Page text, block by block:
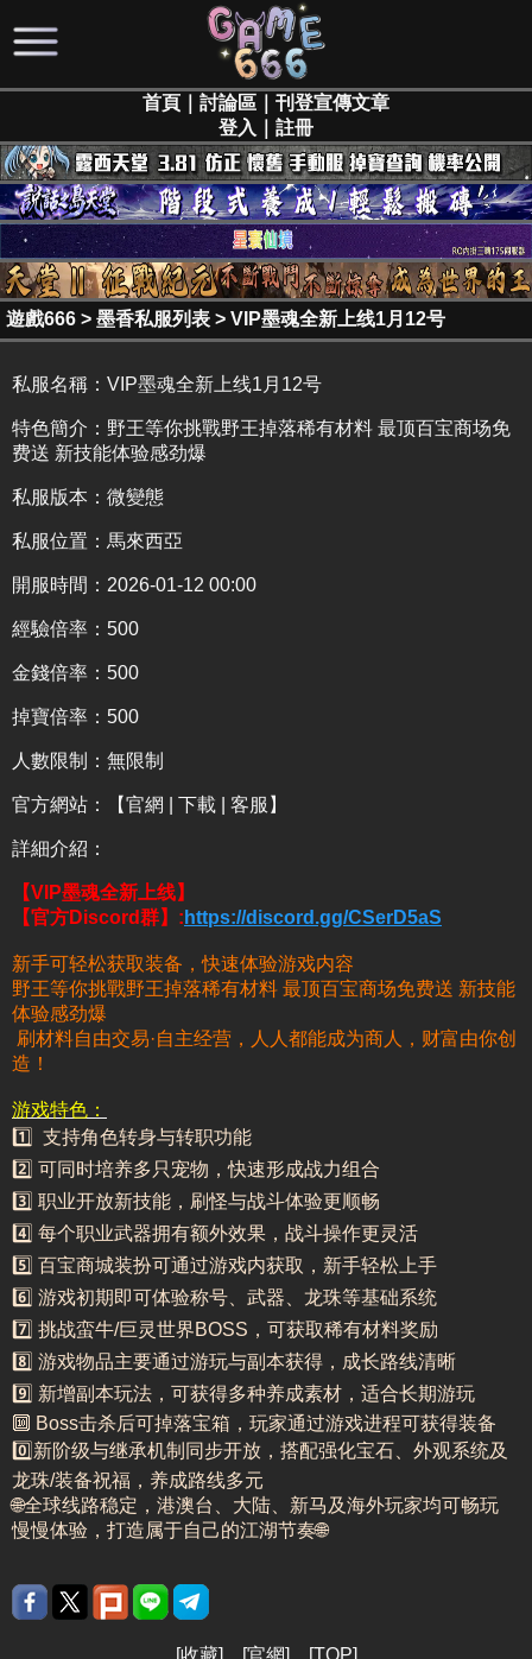
首頁 討論區
刊登宣傳文章
登入
註冊
遊戲666 > 墨香私服列表 > VIP墨魂全新上线1月12号
私服名稱： VIP墨魂全新上线1月12号
特色簡介： 野王等你挑戰野王掉落稀有材料 最顶百宝商场免
费送 新技能体验感劲爆
私服版本：微變態
私服位置：馬來西亞
開服時間：2026-01-12 00:00
經驗倍率：500
金錢倍率：500
掉寶倍率：500
人數限制：無限制
官方網站： 【官網 | 下載 | 客服】
詳細介紹 ：
【VIP墨魂全新上线】
【官方Discord群】: https://discord.gg/CSerD5aS
新手可轻松获取装备，快速体验游戏内容
野王等你挑戰野王掉落稀有材料 最顶百宝商场免费送 新技能
体验感劲爆
刷材料自由交易·自主经营，人人都能成为商人，财富由你创
造！
游戏特色：
1️⃣ 支持角色转身与转职功能
2️⃣ 可同时培养多只宠物，快速形成战力组合
3️⃣ 职业开放新技能，刷怪与战斗体验更顺畅
4️⃣ 每个职业武器拥有额外效果，战斗操作更灵活
5️⃣ 百宝商城装扮可通过游戏内获取，新手轻松上手
6️⃣ 游戏初期即可体验称号、武器、龙珠等基础系统
7️⃣ 挑战蛮牛/巨灵世界BOSS，可获取稀有材料奖励
8️⃣ 游戏物品主要通过游玩与副本获得，成长路线清晰
9️⃣ 新增副本玩法，可获得多种养成素材，适合长期游玩
🔟 Boss击杀后可掉落宝箱，玩家通过游戏进程可获得装备
0️⃣新阶级与继承机制同步开放，搭配强化宝石、外观系统及
龙珠/装备祝福，养成路线多元
🌐全球线路稳定，港澳台、大陆、新马及海外玩家均可畅玩
慢慢体验，打造属于自己的江湖节奏🌐
[收藏] [官網] [TOP]